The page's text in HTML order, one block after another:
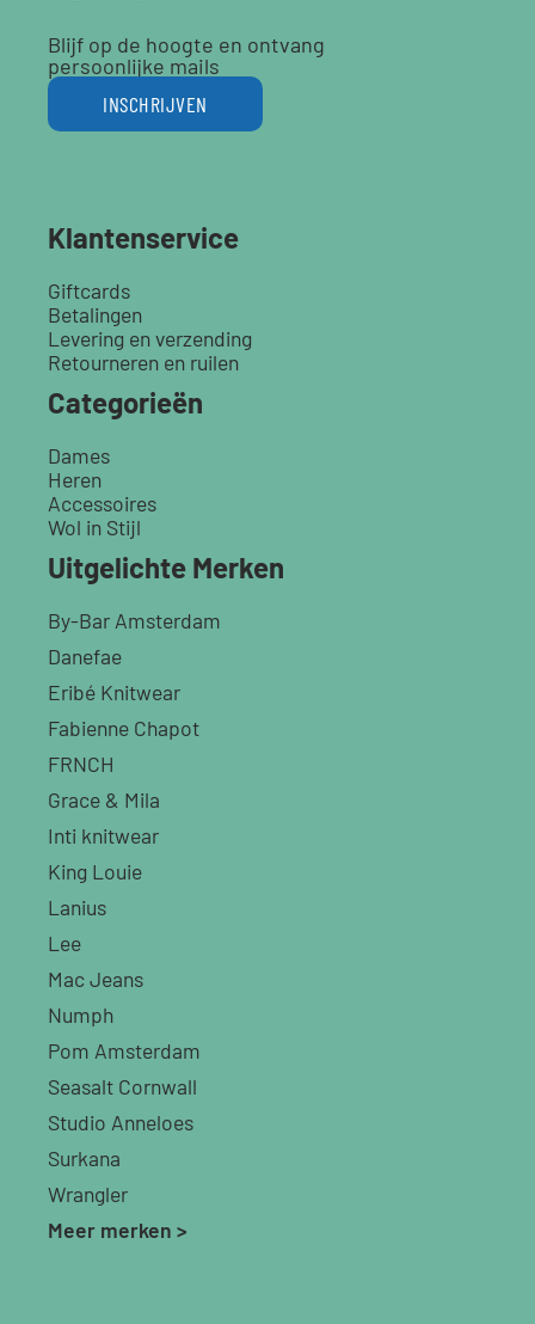
Blijf op de hoogte en ontvang
persoonlijke mails
INSCHRIJVEN
Klantenservice
Giftcards
Betalingen
Levering en verzending
Retourneren en ruilen
Categorieën
Dames
Heren
Accessoires
Wol in Stijl
Uitgelichte Merken
By-Bar Amsterdam
Danefae
Eribé Knitwear
Fabienne Chapot
FRNCH
Grace & Mila
Inti knitwear
King Louie
Lanius
Lee
Mac Jeans
Numph
Pom Amsterdam
Seasalt Cornwall
Studio Anneloes
Surkana
Wrangler
Meer merken >